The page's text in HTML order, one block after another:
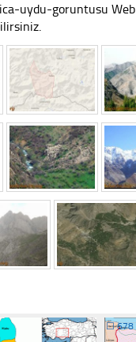
uydu-goruntusu
☐678